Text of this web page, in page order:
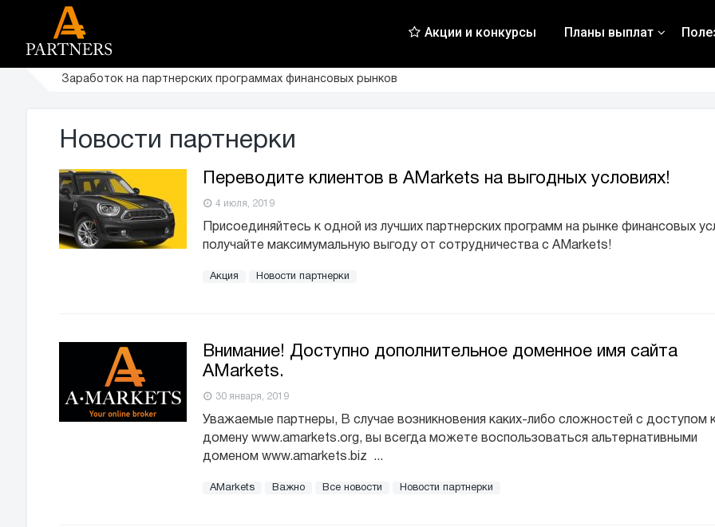
Акции и конкурсы Планы выплат
Заработок на партнерских программах финансовых рынков
Новости партнерки
Переводите клиентов в AMarkets на выгодных условиях!
4 июля, 2019
Присоединяйтесь к одной из лучших партнерских программ на рынке финансовых
получайте максимумальную выгоду от сотрудничества с AMarkets!
Акция Новости партнерки
Внимание! Доступно дополнительное доменное имя сайта
AMarkets.
30 января, 2019
Уважаемые партнеры, В случае возникновения каких-либо сложностей с доступом
домену www.amarkets.org, вы всегда можете воспользоваться альтернативными
доменом www.amarkets.biz ...
AMarkets Важно Все новости Новости партнерки